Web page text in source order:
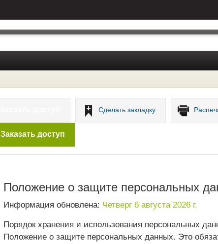
Сделать закладку
Заказать доступ
Положение о защите персональных
Информация обновлена: Четверг 6 августа 2026 г.
Порядок хранения и использования персональных
Положение о защите персональных данных. Это